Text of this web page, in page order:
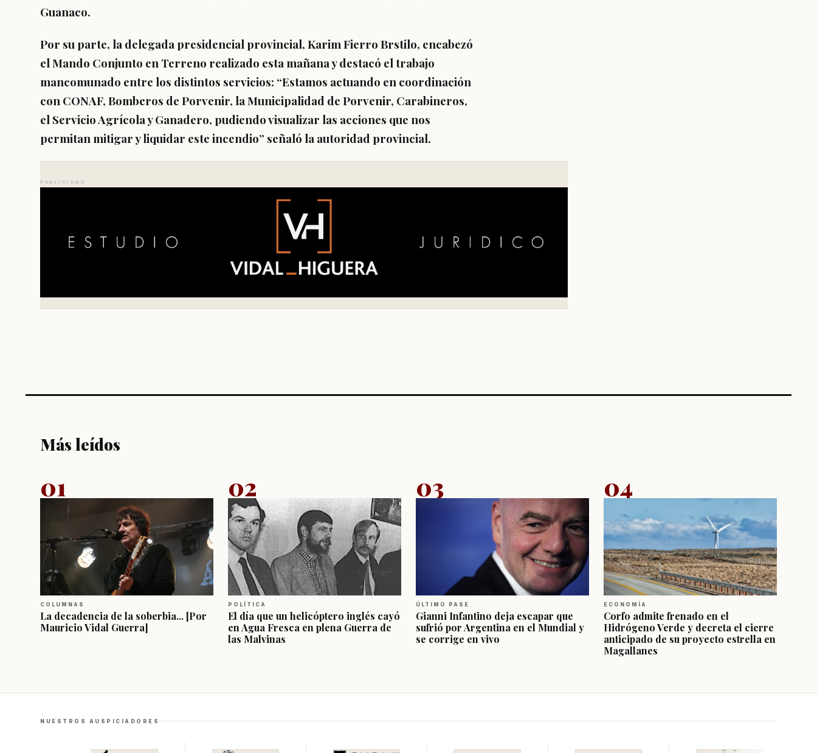
Guanaco.
Por su parte, la delegada presidencial provincial, Karim Fierro Brstilo, encabezó
el Mando Conjunto en Terreno realizado esta mañana y destacó el trabajo
mancomunado entre los distintos servicios: “Estamos actuando en coordinación
con CONAF, Bomberos de Porvenir, la Municipalidad de Porvenir, Carabineros,
el Servicio Agrícola y Ganadero, pudiendo visualizar las acciones que nos
permitan mitigar y liquidar este incendio” señaló la autoridad provincial.
PUBLICIDAD
Más leídos
01
COLUMNAS
La decadencia de la soberbia... [Por
Mauricio Vidal Guerra]
02
POLÍTICA
El día que un helicóptero inglés cayó
en Agua Fresca en plena Guerra de
las Malvinas
03
ÚLTIMO PASE
Gianni Infantino deja escapar que
sufrió por Argentina en el Mundial y
se corrige en vivo
04
ECONOMÍA
Corfo admite frenado en el
Hidrógeno Verde y decreta el cierre
anticipado de su proyecto estrella en
Magallanes
NUESTROS AUSPICIADORES